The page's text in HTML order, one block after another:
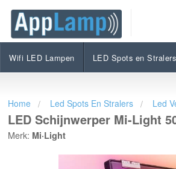
Wifi LED Lampen LED Spots en Stralers
LED Schijnwerper Mi-Light
€142,99 Op
Home Led Spots En Stralers Led
LED Schijnwerper Mi-Light
Merk: Mi·Light